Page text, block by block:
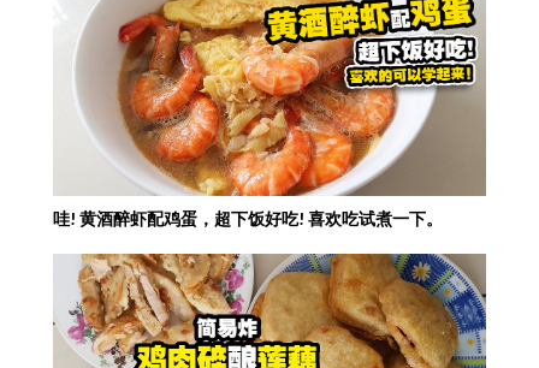
哇! 黄酒醉虾配鸡蛋，超下饭好吃! 喜欢吃试煮一下。